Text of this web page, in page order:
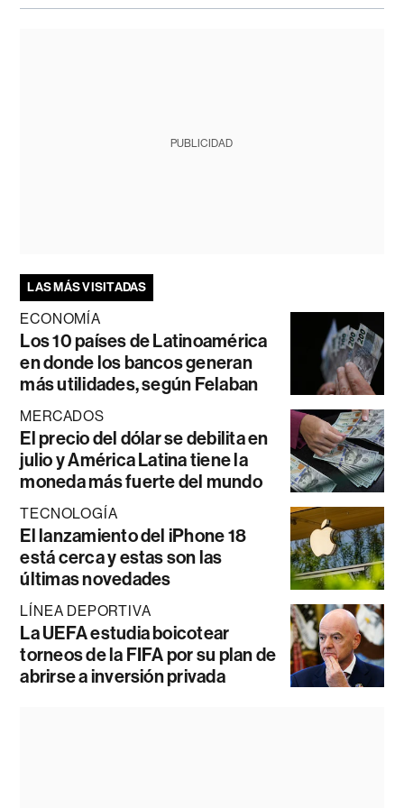
PUBLICIDAD
LAS MÁS VISITADAS
ECONOMÍA
Los 10 países de Latinoamérica
en donde los bancos generan
más utilidades, según Felaban
MERCADOS
El precio del dólar se debilita en
julio y América Latina tiene la
moneda más fuerte del mundo
TECNOLOGÍA
El lanzamiento del iPhone 18
está cerca y estas son las
últimas novedades
LÍNEA DEPORTIVA
La UEFA estudia boicotear
torneos de la FIFA por su plan de
abrirse a inversión privada